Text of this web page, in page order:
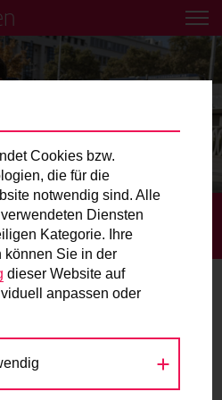
in deiner Nähe aus!
für Kinder und
Hier finden Sie die
Radverkehr? Schreiben Sie
SCOOTER UND
man
Cookies bzw.
die für die
notwendig sind. Alle
Diensten
Kategorie. Ihre
Sie in der
dieser Website auf
anpassen oder